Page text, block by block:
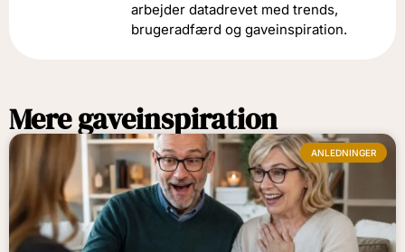
arbejder datadrevet med trends,
brugeradfærd og gaveinspiration.
Mere gaveinspiration
ANLEDNINGER